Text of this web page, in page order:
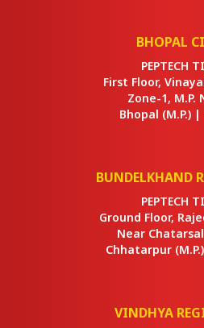
BHOPAL
PEPTECH
First Floor,
Zone-1, M.P.
Bhopal (M.P.) |
BUNDELKHAND
PEPTECH
Ground Floor,
Near
Chhatarpur
VINDHYA